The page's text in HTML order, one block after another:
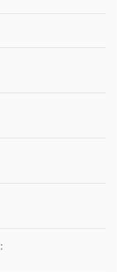
: